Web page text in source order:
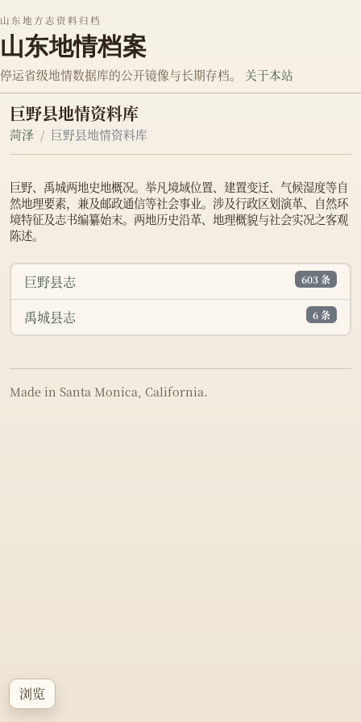
山东地方志资料归档
山东地情档案
停运省级地情数据库的公开镜像与长期存档。 关于本站
巨野县地情资料库
菏泽 巨野县地情资料库
浏览
巨野、禹城两地史地概况。举凡境域位置、建置变迁、气候湿度等自
然地理要素，兼及邮政通信等社会事业。涉及行政区划演革、自然环
境特征及志书编纂始末。两地历史沿革、地理概貌与社会实况之客观
陈述。
巨野县志 603 条
禹城县志 6 条
Made in Santa Monica, California.